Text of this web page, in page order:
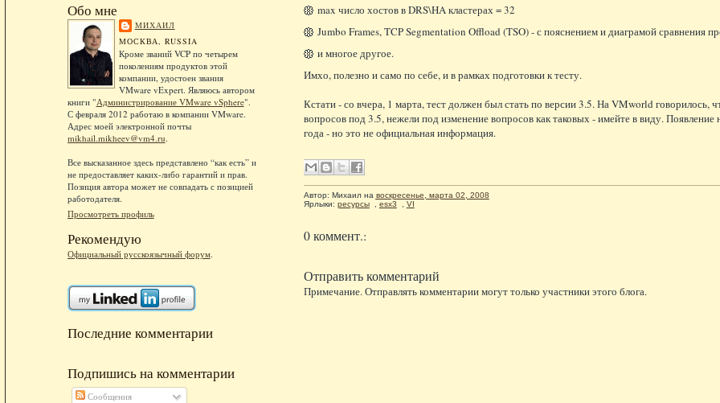
Обо мне
МИХАИЛ
МОСКВА, RUSSIA
Кроме званий VCP по четырем
поколениям продуктов этой
компании, удостоен звания
VMware vExpert. Являюсь автором
книги "Администрирование VMware vSphere".
С февраля 2012 работаю в компании VMware.
Адрес моей электронной почты
mikhail.mikheev@vm4.ru.
Все высказанное здесь представлено “как есть” и
не предоставляет каких-либо гарантий и прав.
Позиция автора может не совпадать с позицией
работодателя.
Просмотреть профиль
Рекомендую
Официальный русскоязычный форум.
Последние комментарии
Подпишись на комментарии
Сообщения
max число хостов в DRS\HA кластерах = 32
Jumbo Frames, TCP Segmentation Offload (TSO) - с пояснением и диаграмой сравнения
и многое другое.
Имхо, полезно и само по себе, и в рамках подготовки к тесту.
Кстати - со вчера, 1 марта, тест должен был стать по версии 3.5. На VMworld говорилось,
вопросов под 3.5, нежели под изменение вопросов как таковых - имейте в виду.
года - но это не официальная информация.
Автор: Михаил на воскресенье, марта 02, 2008
Ярлыки: ресурсы esx3 VI
0 коммент.:
Отправить комментарий
Примечание. Отправлять комментарии могут только участники этого блога.